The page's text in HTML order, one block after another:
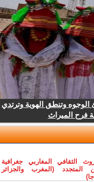
وتنطق الهوية وترتدي
فرح الميراث
الثقافي المغاربي جغرافية
المتجدد (المغرب والجزائر